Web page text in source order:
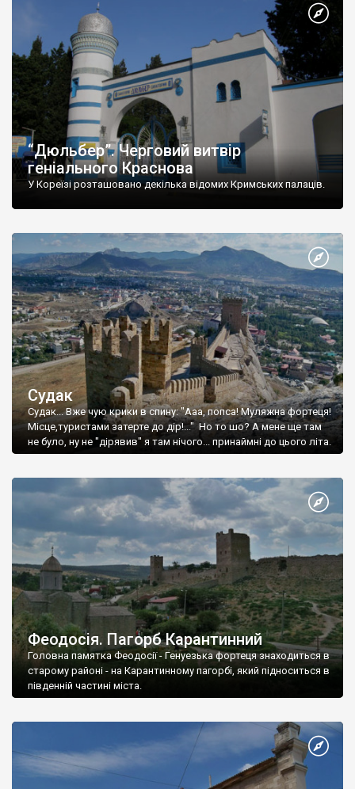
“Дюльбер”. Черговий витвір
геніального Краснова
У Кореїзі розташовано декілька відомих Кримських палаців.
Судак
Судак... Вже чую крики в спину: "Ааа, попса! Муляжна фортеця!
Місце,туристами затерте до дір!..." Но то шо? А мене ще там
не було, ну не "дірявив" я там нічого... принаймні до цього літа.
Феодосія. Пагорб Карантинний
Головна памятка Феодосії - Генуезька фортеця знаходиться в
старому районі - на Карантинному пагорбі, який підноситься в
південній частині міста.